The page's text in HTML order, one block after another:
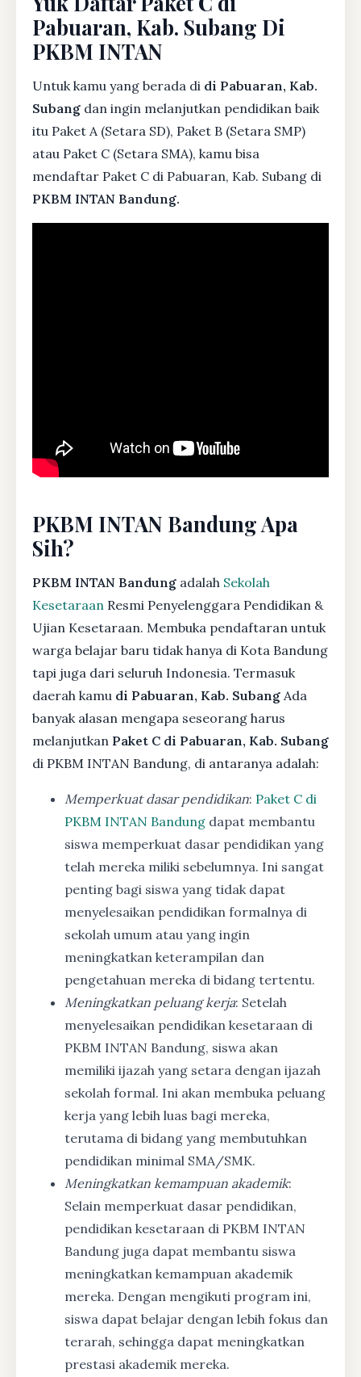
Pabuaran, Kab. Subang Di
PKBM INTAN
Untuk kamu yang berada di di Pabuaran, Kab.
Subang dan ingin melanjutkan pendidikan baik
itu Paket A (Setara SD), Paket B (Setara SMP)
atau Paket C (Setara SMA), kamu bisa
mendaftar Paket C di Pabuaran, Kab. Subang di
PKBM INTAN Bandung.
PKBM INTAN Bandung Apa
Sih?
PKBM INTAN Bandung adalah Sekolah
Kesetaraan Resmi Penyelenggara Pendidikan &
Ujian Kesetaraan. Membuka pendaftaran untuk
warga belajar baru tidak hanya di Kota Bandung
tapi juga dari seluruh Indonesia. Termasuk
daerah kamu di Pabuaran, Kab. Subang Ada
banyak alasan mengapa seseorang harus
melanjutkan Paket C di Pabuaran, Kab. Subang
di PKBM INTAN Bandung, di antaranya adalah:
Memperkuat dasar pendidikan: Paket C di
PKBM INTAN Bandung dapat membantu
siswa memperkuat dasar pendidikan yang
telah mereka miliki sebelumnya. Ini sangat
penting bagi siswa yang tidak dapat
menyelesaikan pendidikan formalnya di
sekolah umum atau yang ingin
meningkatkan keterampilan dan
pengetahuan mereka di bidang tertentu.
Meningkatkan peluang kerja: Setelah
menyelesaikan pendidikan kesetaraan di
PKBM INTAN Bandung, siswa akan
memiliki ijazah yang setara dengan ijazah
sekolah formal. Ini akan membuka peluang
kerja yang lebih luas bagi mereka,
terutama di bidang yang membutuhkan
pendidikan minimal SMA/SMK.
Meningkatkan kemampuan akademik:
Selain memperkuat dasar pendidikan,
pendidikan kesetaraan di PKBM INTAN
Bandung juga dapat membantu siswa
meningkatkan kemampuan akademik
mereka. Dengan mengikuti program ini,
siswa dapat belajar dengan lebih fokus dan
terarah, sehingga dapat meningkatkan
prestasi akademik mereka.